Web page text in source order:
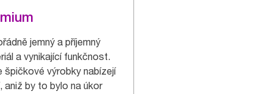
jemný a příjemný
a vynikající funkčnost.
špičkové výrobky nabízejí
aniž by to bylo na úkor